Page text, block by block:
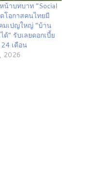
น้าบทบาท “Social
โอกาสคนไทยมี
มเปญใหญ่ “บ้าน
ด้” รับเลยดอกเบี้ย
เดือน
2026